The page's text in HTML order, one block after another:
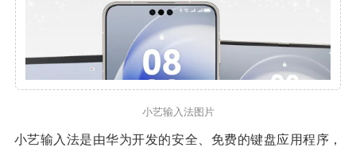
小艺输入法图片
小艺输入法是由华为开发的安全、免费的键盘应用程序，